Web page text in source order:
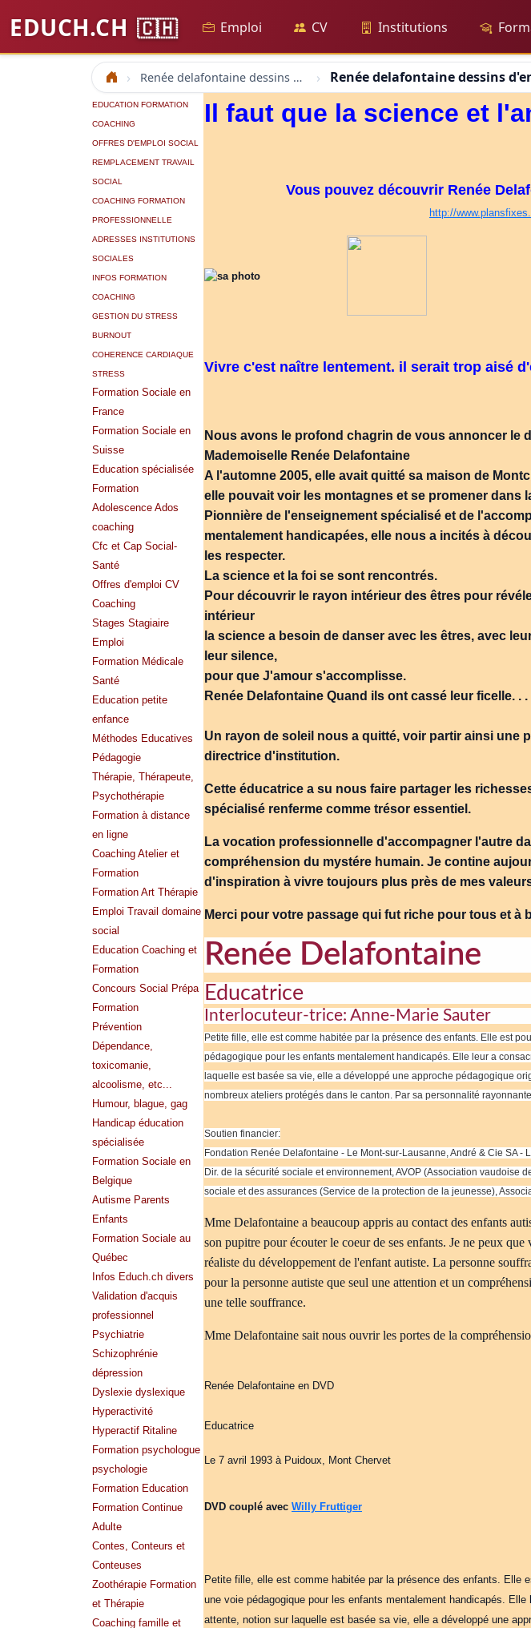
EDUCH.CH 🇨🇭 Emploi CV Institutions
Accueil Renée delafontaine dessins d'enfants personne handicapée autisme éducatrice spécialisée Renée delafontaine dessins
EDUCATION FORMATION
COACHING
OFFRES D'EMPLOI SOCIAL
REMPLACEMENT TRAVAIL
SOCIAL
COACHING FORMATION
PROFESSIONNELLE
ADRESSES INSTITUTIONS
SOCIALES
INFOS FORMATION
COACHING
GESTION DU STRESS
BURNOUT
COHERENCE CARDIAQUE
STRESS
Formation Sociale en
France
Formation Sociale en
Suisse
Education spécialisée
Formation
Adolescence Ados
coaching
Cfc et Cap Social-
Santé
Offres d'emploi CV
Coaching
Stages Stagiaire
Emploi
Formation Médicale
Santé
Education petite
enfance
Méthodes Educatives
Pédagogie
Thérapie, Thérapeute,
Psychothérapie
Formation à distance
en ligne
Coaching Atelier et
Formation
Formation Art Thérapie
Emploi Travail domaine
social
Education Coaching et
Formation
Concours Social Prépa
Formation
Prévention
Dépendance,
toxicomanie,
alcoolisme, etc...
Humour, blague, gag
Handicap éducation
spécialisée
Formation Sociale en
Belgique
Autisme Parents
Enfants
Formation Sociale au
Québec
Infos Educh.ch divers
Validation d'acquis
professionnel
Psychiatrie
Schizophrénie
dépression
Dyslexie dyslexique
Hyperactivité
Hyperactif Ritaline
Formation psychologue
psychologie
Formation Education
Formation Continue
Adulte
Contes, Conteurs et
Conteuses
Zoothérapie Formation
et Thérapie
Coaching famille et
Il faut que la science et
Vous pouvez découvrir Renée
http://
Vivre c'est naître lentement. il serait trop aisé
Nous avons le profond chagrin de vous annoncer le
Mademoiselle Renée Delafontaine
A l'automne 2005, elle avait quitté sa maison de
elle pouvait voir les montagnes et se promener dans
Pionnière de l'enseignement spécialisé et de
mentalement handicapées, elle nous a incités à
les respecter.
La science et la foi se sont rencontrés.
Pour découvrir le rayon intérieur des êtres pour
intérieur
la science a besoin de danser avec les êtres, avec
leur silence,
pour que J'amour s'accomplisse.
Renée Delafontaine Quand ils ont cassé leur ficelle. . .
Un rayon de soleil nous a quitté, voir partir ainsi une
directrice d'institution.
Cette éducatrice a su nous faire partager les
spécialisé renferme comme trésor essentiel.
La vocation professionnelle d'accompagner l'autre
compréhension du mystére humain. Je contine
d'inspiration à vivre toujours plus près de mes
Merci pour votre passage qui fut riche pour tous et à
Renée Delafontaine
Educatrice
Interlocuteur-trice: Anne-Marie Sauter
Petite fille, elle est comme habitée par la présence des enfants. Elle est
pédagogique pour les enfants mentalement handicapés. Elle leur a
laquelle est basée sa vie, elle a développé une approche pédagogique
nombreux ateliers protégés dans le canton. Par sa personnalité
Soutien financier:
Fondation Renée Delafontaine - Le Mont-sur-Lausanne, André & Cie SA
Dir. de la sécurité sociale et environnement, AVOP (Association vaudoise
sociale et des assurances (Service de la protection de la jeunesse),
Mme Delafontaine a beaucoup appris au contact des enfants
son pupitre pour écouter le coeur de ses enfants. Je ne peux
réaliste du développement de l'enfant autiste. La personne
pour la personne autiste que seul une attention et un
une telle souffrance.
Mme Delafontaine sait nous ouvrir les portes de la
Renée Delafontaine en DVD
Educatrice
Le 7 avril 1993 à Puidoux, Mont Chervet
DVD couplé avec Willy Fruttiger
Petite fille, elle est comme habitée par la présence des enfants. Elle
une voie pédagogique pour les enfants mentalement handicapés.
attente, notion sur laquelle est basée sa vie, elle a développé une